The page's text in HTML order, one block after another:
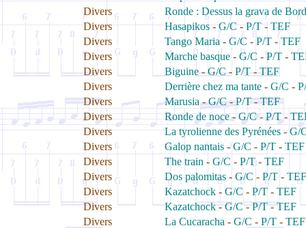
Divers
Ronde : Dessus la grava de
Divers
Hasapikos-G/C-P/T-TEF
Divers
Tango Maria- G/C -P/T -TEF
Divers
Marche basque - G/C -P/T -
Divers
Biguine-G/C- P/T-TEF
Divers
Derrière chez ma tante - G/C -
Divers
Marusia-G/C-P/T-TEF
Divers
Ronde de noce-G/C-P/T-
Divers
La tyrolienne des Pyrénées-G/
Divers
Galop nantais -G/C - P/T - TEF
Divers
The train - G/C - P/T- TEF
Divers
Dos palomitas - G/C - P/T - TEF
Divers
Kazatchock - G/C - P/T - TEF
Divers
Kazatchock-G/C-P/T-TEF
Divers
La Cucaracha - G/C - P/T - TEF